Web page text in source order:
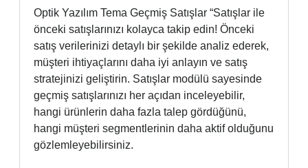
Optik Yazılım Tema Geçmiş Satışlar “Satışlar ile
önceki satışlarınızı kolayca takip edin! Önceki
satış verilerinizi detaylı bir şekilde analiz ederek,
müşteri ihtiyaçlarını daha iyi anlayın ve satış
stratejinizi geliştirin. Satışlar modülü sayesinde
geçmiş satışlarınızı her açıdan inceleyebilir,
hangi ürünlerin daha fazla talep gördüğünü,
hangi müşteri segmentlerinin daha aktif olduğunu
gözlemleyebilirsiniz.